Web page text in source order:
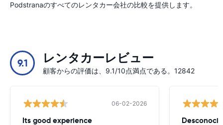
Podstranaのすべてのレンタカー会社の比較を提供します。
9.1 レンタカーレビュー
顧客からの評価は、9.1/10点満点である。12842
06-02-2026
Its good experience